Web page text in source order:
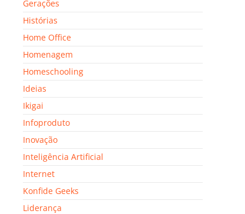
Gerações
Histórias
Home Office
Homenagem
Homeschooling
Ideias
Ikigai
Infoproduto
Inovação
Inteligência Artificial
Internet
Konfide Geeks
Liderança